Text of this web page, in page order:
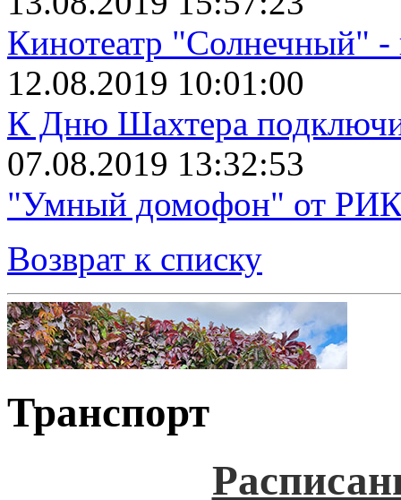
Кинотеатр
12.08.2019 10:01:00
К Дню Шахтера
07.08.2019 13:32:53
"Умный домофон" от
Возврат к списку
Транспорт